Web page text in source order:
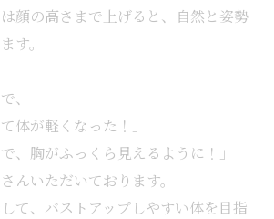
顔の高さまで上げると、自然と姿勢
す。
、
体が軽くなった！」
、胸がふっくら見えるように！」
んいただいております。
て、バストアップしやすい体を目指